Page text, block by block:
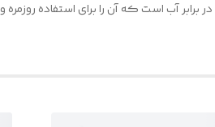
آب است که آن را برای استفاده روزمره و